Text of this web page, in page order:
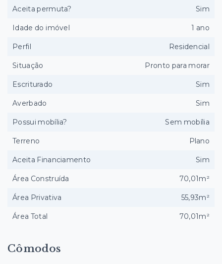
Cômodos
Aceita permuta? Sim
Idade do imóvel 1 ano
Perfil Residencial
Situação Pronto para morar
Escriturado Sim
Averbado Sim
Possui mobília? Sem mobília
Terreno Plano
Aceita Financiamento Sim
Área Construída 70,01m²
Área Privativa 55,93m²
Área Total 70,01m²